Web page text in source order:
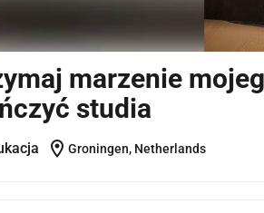
marzenie
studia
location_on Groningen, Netherlands